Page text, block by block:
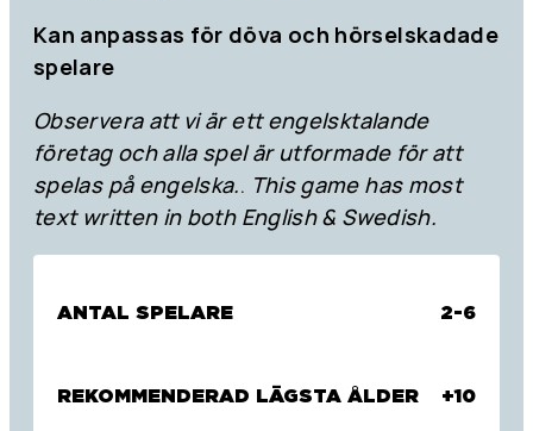
Kan anpassas för döva och hörselskadade
spelare
Observera att vi är ett engelsktalande
företag och alla spel är utformade för att
spelas på engelska.. This game has most
text written in both English & Swedish.
ANTAL SPELARE 2-6
REKOMMENDERAD LÄGSTA ÅLDER +10